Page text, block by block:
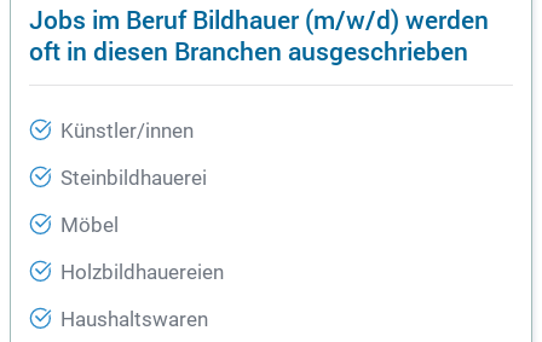
Jobs im Beruf Bildhauer (m/w/d) werden
oft in diesen Branchen ausgeschrieben
Künstler/innen
Steinbildhauerei
Möbel
Holzbildhauereien
Haushaltswaren